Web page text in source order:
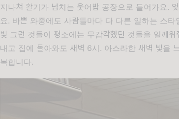
지나쳐 활기가 넘치는 웃어밥 공장으로 들어가요.
요. 바쁜 와중에도 사람들마다 다 다른 일하는 스타
빛 그런 것들이 평소에는 무감각했던 것들을 일깨
내고 집에 돌아와도 새벽 6시. 아스라한 새벽 빛을
복합니다.